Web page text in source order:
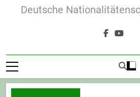
Deutsche